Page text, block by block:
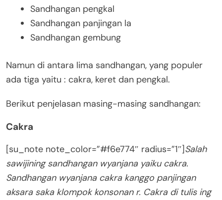
Sandhangan pengkal
Sandhangan panjingan la
Sandhangan gembung
Namun di antara lima sandhangan, yang populer
ada tiga yaitu : cakra, keret dan pengkal.
Berikut penjelasan masing-masing sandhangan:
Cakra
[su_note note_color=”#f6e774″ radius=”1″]Salah
sawijining sandhangan wyanjana yaiku cakra.
Sandhangan wyanjana cakra kanggo panjingan
aksara saka klompok konsonan r. Cakra di tulis ing